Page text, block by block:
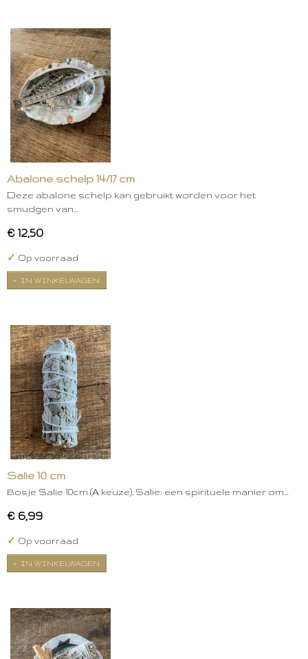
Abalone schelp 14/17 cm
Deze abalone schelp kan gebruikt worden voor het
smudgen van…
€ 12,50
✓ Op voorraad
IN WINKELWAGEN
Salie 10 cm
Bosje Salie 10cm (A keuze). Salie: een spirituele manier om…
€ 6,99
✓ Op voorraad
IN WINKELWAGEN